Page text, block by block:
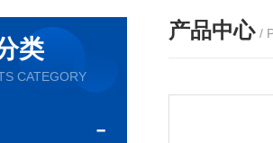
类
CATEGORY
产品中心 /